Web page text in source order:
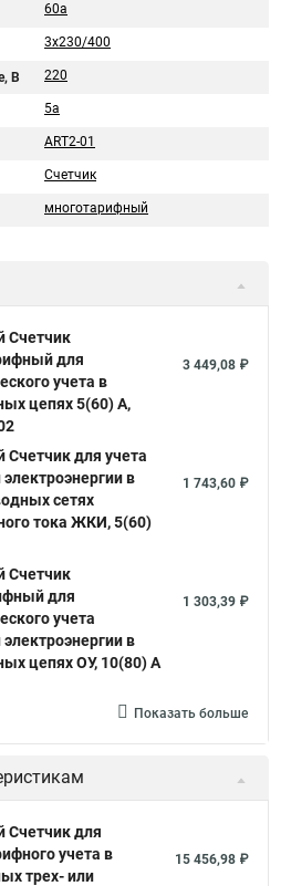
60а
3x230/400
В 220
5a
ART2-01
Счетчик
многотарифный
Счетчик
для
учета в
цепях 5(60) А,
3 449,08 ₽
Счетчик для учета
в
сетях
тока ЖКИ, 5(60)
1 743,60 ₽
Счетчик
для
учета
в
цепях ОУ, 10(80) А
1 303,39 ₽
Показать больше
Счетчик для
учета в
трех- или
15 456,98 ₽